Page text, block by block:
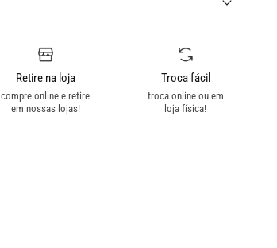
Retire na loja
compre online e retire
em nossas lojas!
Troca fácil
troca online ou em
loja física!